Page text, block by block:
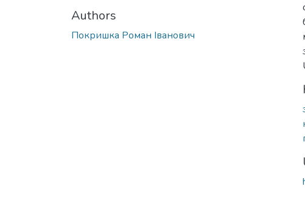
Authors
Покришка Роман Іванович